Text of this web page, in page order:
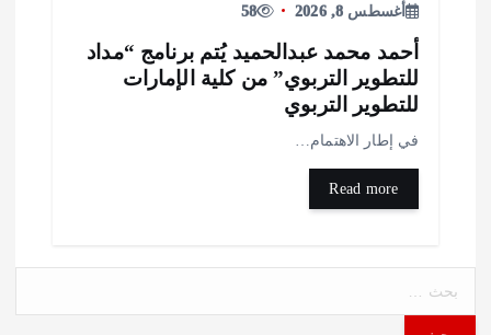
أغسطس 8, 2026 58
محمد عبدالحميد يُتم برنامج “مداد
التربوي” من كلية الإمارات
التربوي
إطار الاهتمام…